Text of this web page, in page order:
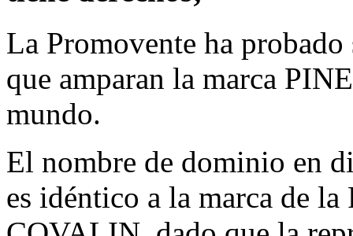
La Promovente ha
que amparan la marca
mundo.
El nombre de dominio en
es idéntico a la marca de